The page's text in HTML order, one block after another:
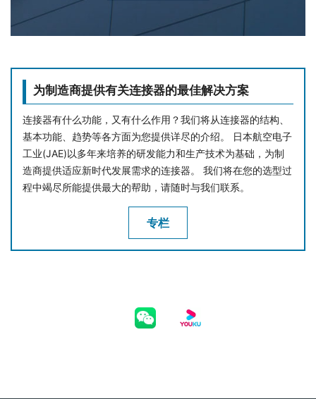
为制造商提供有关连接器的最佳解决方案
连接器有什么功能，又有什么作用？我们将从连接器的结构、
基本功能、趋势等各方面为您提供详尽的介绍。 日本航空电子
工业(JAE)以多年来培养的研发能力和生产技术为基础，为制
造商提供适应新时代发展需求的连接器。 我们将在您的选型过
程中竭尽所能提供最大的帮助，请随时与我们联系。
专栏